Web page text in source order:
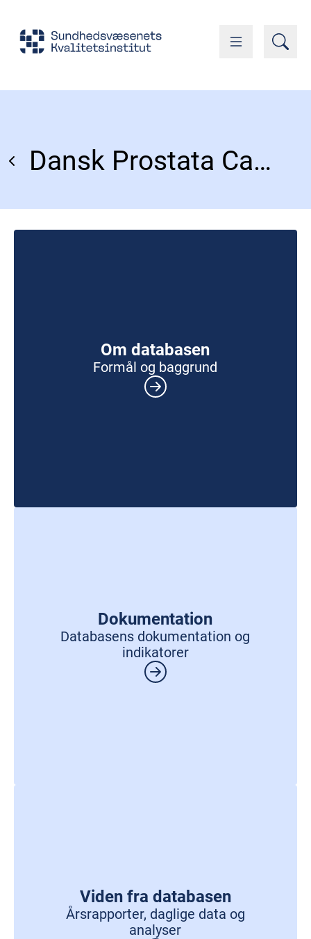
Dansk Prostata Cancer Database (DaProCa)
Om databasen
Formål og baggrund
Dokumentation
Databasens dokumentation og
indikatorer
Viden fra databasen
Årsrapporter, daglige data og
analyser